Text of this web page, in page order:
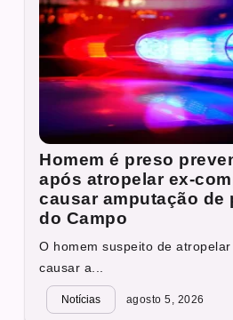
Homem é preso
após atropelar ex-
causar amputação de
do Campo
O homem suspeito de
causar a...
Notícias agosto 5, 2026